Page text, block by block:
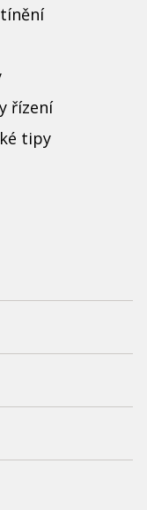
řízení
tipy